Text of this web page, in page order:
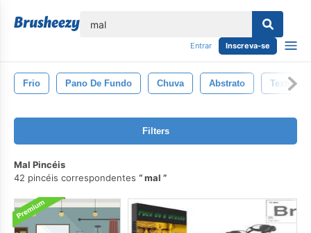
Entrar Inscreva-se
Frio Pano De Fundo Chuva Abstrato Textura
Filters
Mal Pincéis
42 pincéis correspondentes
mal